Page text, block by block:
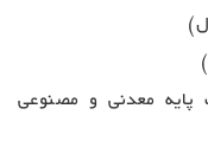
معدنی و مصنوعی